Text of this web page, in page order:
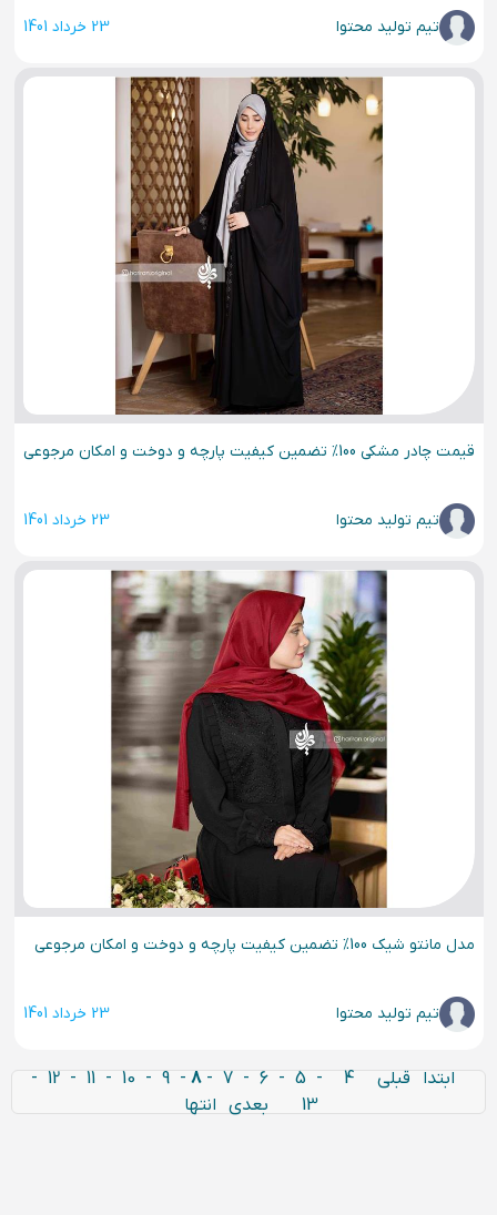
تیم تولید محتوا 23 خرداد 1401
قیمت چادر مشکی 100% تضمین کیفیت پارچه و دوخت و امکان مرجوعی
تیم تولید محتوا 23 خرداد 1401
مدل مانتو شیک 100% تضمین کیفیت پارچه و دوخت و امکان مرجوعی
تیم تولید محتوا 23 خرداد 1401
ابتدا قبلی 4
-
5
-
6
-
7
-
8
-
9
-
10
-
11
-
12
-
13
بعدی انتها